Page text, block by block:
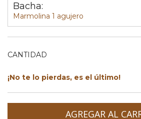
Bacha:
Marmolina 1 agujero
CANTIDAD
¡No te lo pierdas, es el último!